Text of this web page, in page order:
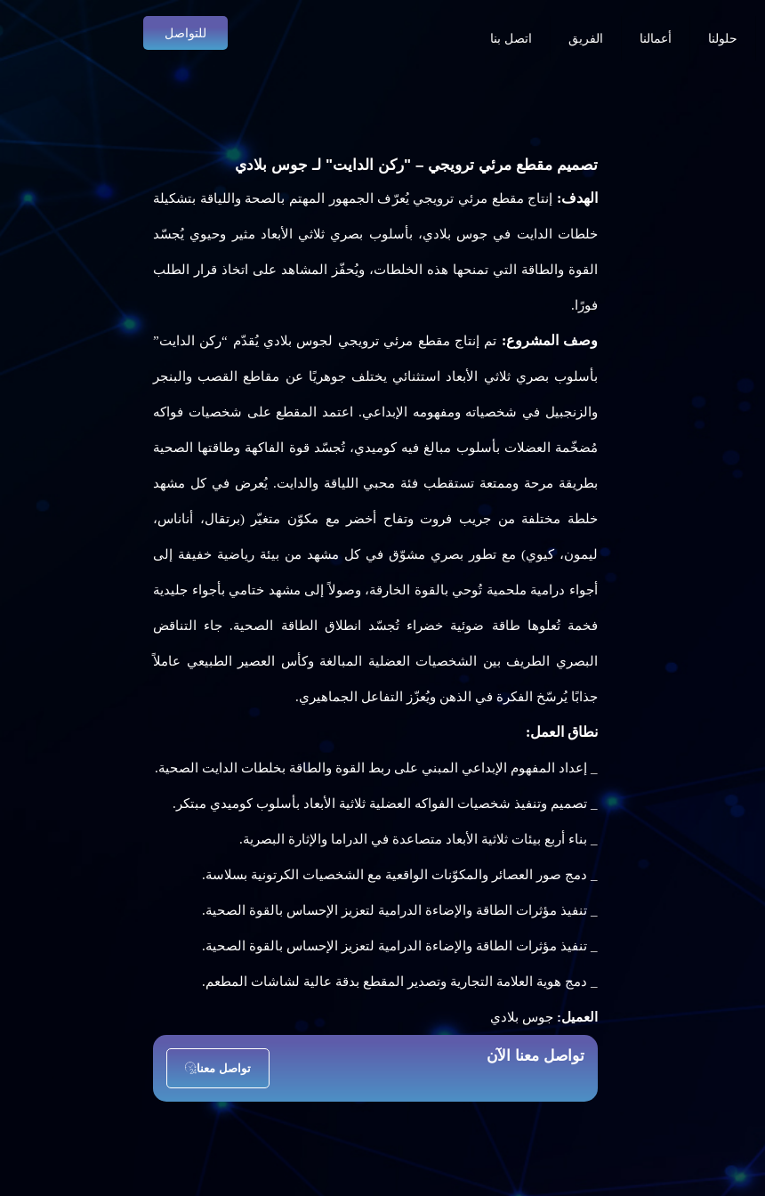
حلولنا أعمالنا الفريق اتصل بنا للتواصل
تصميم مقطع مرئي ترويجي – "ركن الدايت" لـ جوس بلادي
الهدف: إنتاج مقطع مرئي ترويجي يُعرّف الجمهور المهتم بالصحة واللياقة بتشكيلة
خلطات الدايت في جوس بلادي، بأسلوب بصري ثلاثي الأبعاد مثير وحيوي يُجسّد
القوة والطاقة التي تمنحها هذه الخلطات، ويُحفّز المشاهد على اتخاذ قرار الطلب
فورًا.
وصف المشروع: تم إنتاج مقطع مرئي ترويجي لجوس بلادي يُقدّم “ركن الدايت”
بأسلوب بصري ثلاثي الأبعاد استثنائي يختلف جوهريًا عن مقاطع القصب والبنجر
والزنجبيل في شخصياته ومفهومه الإبداعي. اعتمد المقطع على شخصيات فواكه
مُضخّمة العضلات بأسلوب مبالغ فيه كوميدي، تُجسّد قوة الفاكهة وطاقتها الصحية
بطريقة مرحة وممتعة تستقطب فئة محبي اللياقة والدايت. يُعرض في كل مشهد
خلطة مختلفة من جريب فروت وتفاح أخضر مع مكوّن متغيّر (برتقال، أناناس،
ليمون، كيوي) مع تطور بصري مشوّق في كل مشهد من بيئة رياضية خفيفة إلى
أجواء درامية ملحمية تُوحي بالقوة الخارقة، وصولاً إلى مشهد ختامي بأجواء جليدية
فخمة تُعلوها طاقة ضوئية خضراء تُجسّد انطلاق الطاقة الصحية. جاء التناقض
البصري الطريف بين الشخصيات العضلية المبالغة وكأس العصير الطبيعي عاملاً
جذابًا يُرسّخ الفكرة في الذهن ويُعزّز التفاعل الجماهيري.
نطاق العمل:
_ إعداد المفهوم الإبداعي المبني على ربط القوة والطاقة بخلطات الدايت الصحية.
_ تصميم وتنفيذ شخصيات الفواكه العضلية ثلاثية الأبعاد بأسلوب كوميدي مبتكر.
_ بناء أربع بيئات ثلاثية الأبعاد متصاعدة في الدراما والإثارة البصرية.
_ دمج صور العصائر والمكوّنات الواقعية مع الشخصيات الكرتونية بسلاسة.
_ تنفيذ مؤثرات الطاقة والإضاءة الدرامية لتعزيز الإحساس بالقوة الصحية.
_ تنفيذ مؤثرات الطاقة والإضاءة الدرامية لتعزيز الإحساس بالقوة الصحية.
_ دمج هوية العلامة التجارية وتصدير المقطع بدقة عالية لشاشات المطعم.
العميل: جوس بلادي
تواصل معنا الآن
تواصل معنا